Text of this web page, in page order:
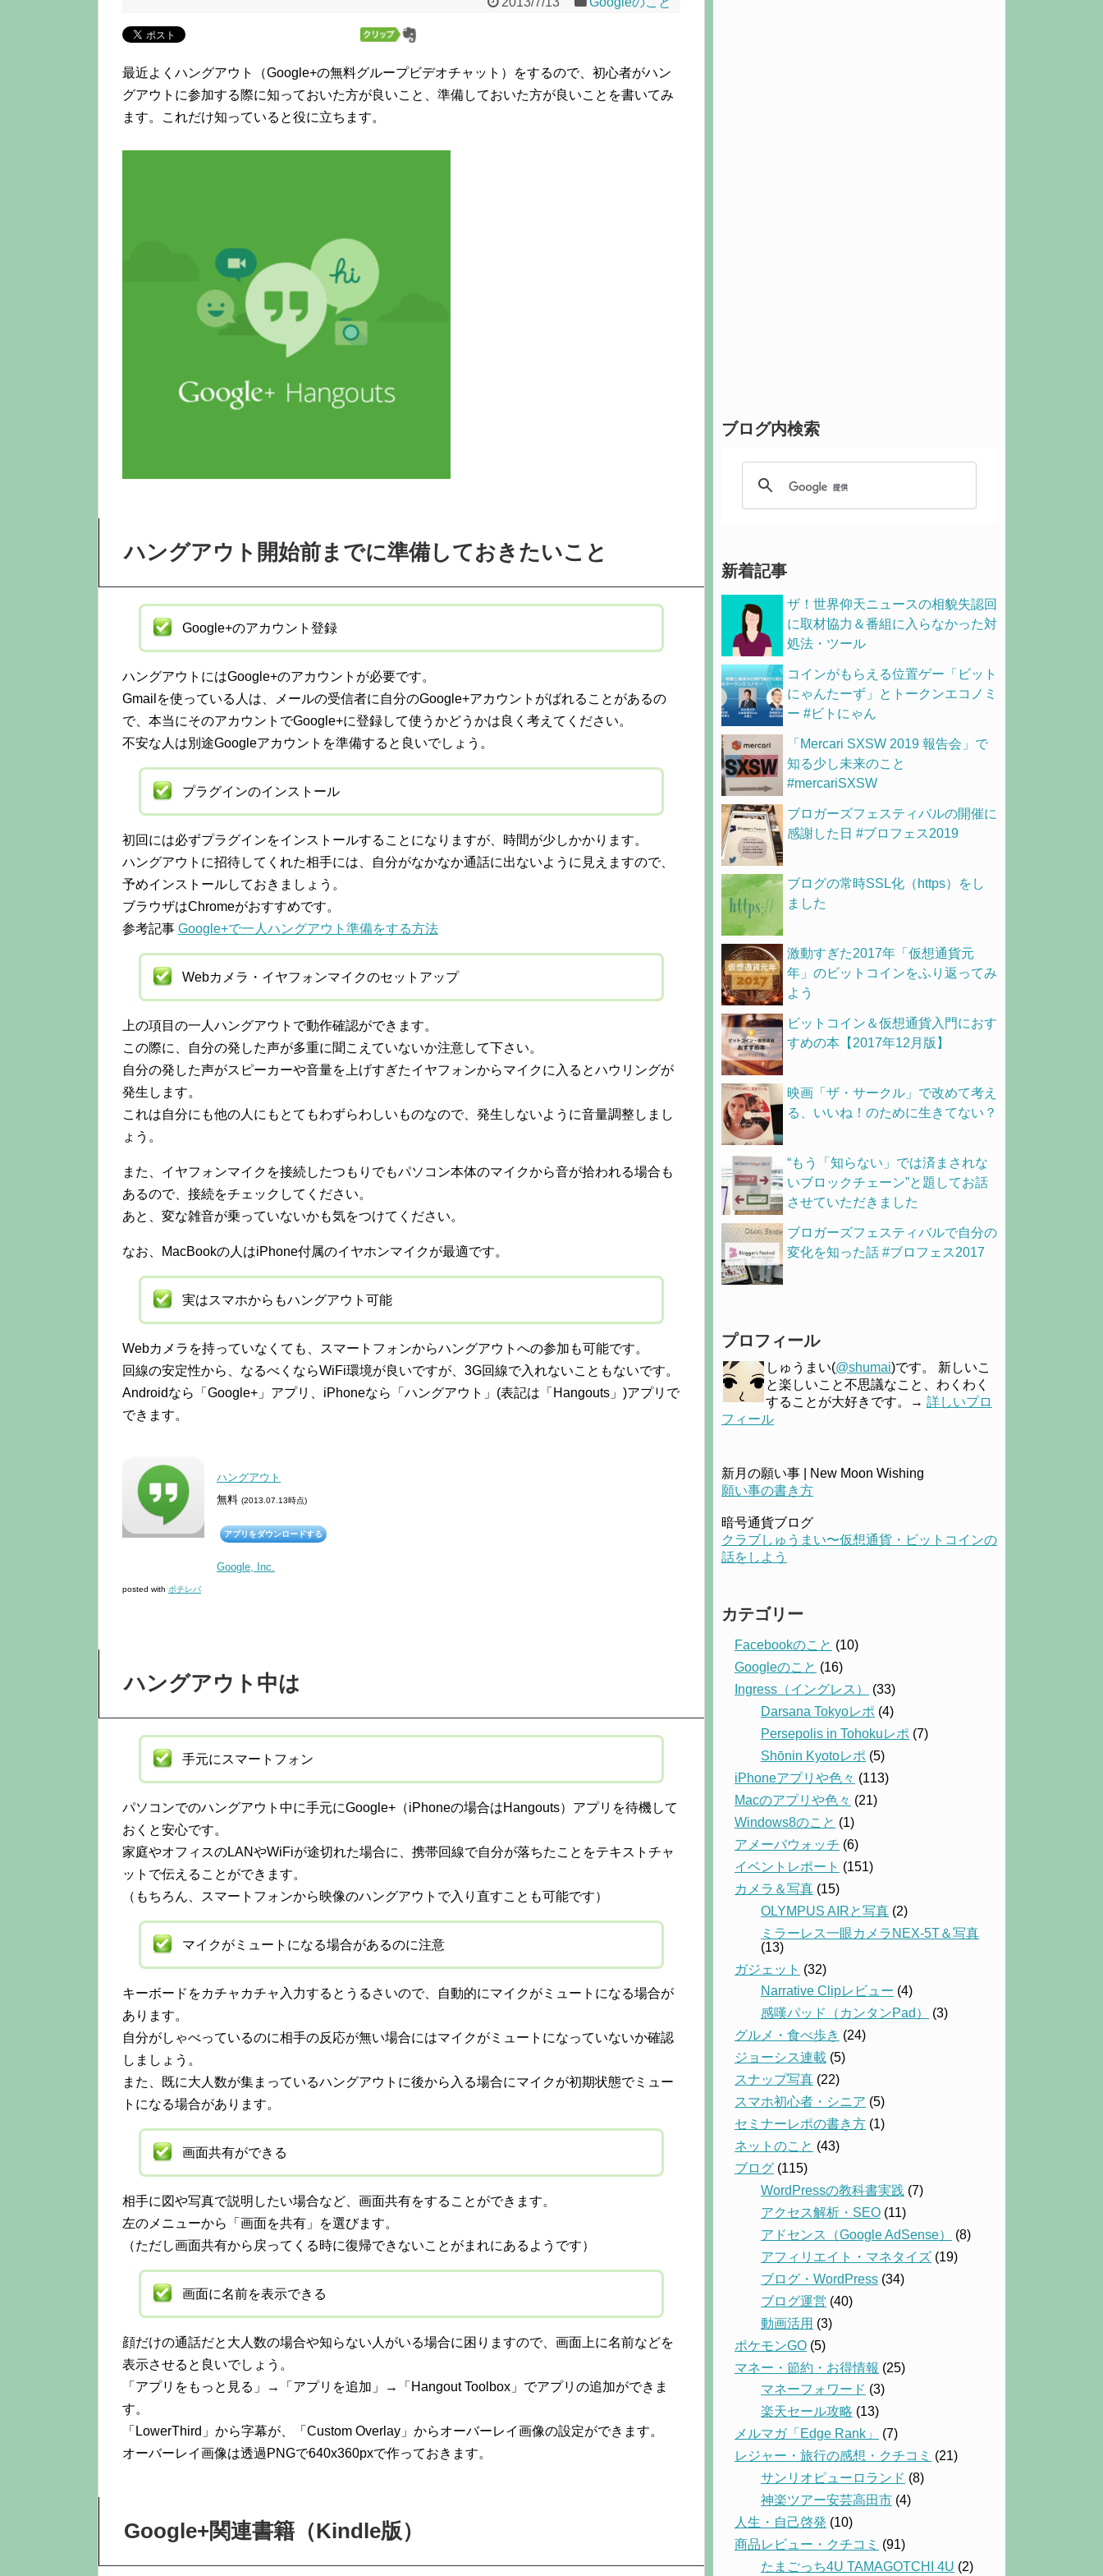
最近よくハングアウト（Google+の無料グループビデオチャット）をするので、初心者がハン
グアウトに参加する際に知っておいた方が良いこと、準備しておいた方が良いことを書いてみ
ます。これだけ知っていると役に立ちます。
ハングアウト開始前までに準備しておきたいこと
Google+のアカウント登録
ハングアウトにはGoogle+のアカウントが必要です。
Gmailを使っている人は、メールの受信者に自分のGoogle+アカウントがばれることがあるの
で、本当にそのアカウントでGoogle+に登録して使うかどうかは良く考えてください。
不安な人は別途Googleアカウントを準備すると良いでしょう。
プラグインのインストール
初回には必ずプラグインをインストールすることになりますが、時間が少しかかります。
ハングアウトに招待してくれた相手には、自分がなかなか通話に出ないように見えますので、
予めインストールしておきましょう。
ブラウザはChromeがおすすめです。
参考記事 Google+で一人ハングアウト準備をする方法
Webカメラ・イヤフォンマイクのセットアップ
上の項目の一人ハングアウトで動作確認ができます。
この際に、自分の発した声が多重に聞こえていないか注意して下さい。
自分の発した声がスピーカーや音量を上げすぎたイヤフォンからマイクに入るとハウリングが
発生します。
これは自分にも他の人にもとてもわずらわしいものなので、発生しないように音量調整しまし
ょう。
また、イヤフォンマイクを接続したつもりでもパソコン本体のマイクから音が拾われる場合も
あるので、接続をチェックしてください。
あと、変な雑音が乗っていないかも気をつけてください。
なお、MacBookの人はiPhone付属のイヤホンマイクが最適です。
実はスマホからもハングアウト可能
Webカメラを持っていなくても、スマートフォンからハングアウトへの参加も可能です。
回線の安定性から、なるべくならWiFi環境が良いですが、3G回線で入れないこともないです。
Androidなら「Google+」アプリ、iPhoneなら「ハングアウト」(表記は「Hangouts」)アプリで
できます。
ハングアウト
無料 (2013.07.13時点)
アプリをダウンロードする
Google, Inc.
posted with ポチレバ
ハングアウト中は
手元にスマートフォン
パソコンでのハングアウト中に手元にGoogle+（iPhoneの場合はHangouts）アプリを待機して
おくと安心です。
家庭やオフィスのLANやWiFiが途切れた場合に、携帯回線で自分が落ちたことをテキストチャ
ットで伝えることができます。
（もちろん、スマートフォンから映像のハングアウトで入り直すことも可能です）
マイクがミュートになる場合があるのに注意
キーボードをカチャカチャ入力するとうるさいので、自動的にマイクがミュートになる場合が
あります。
自分がしゃべっているのに相手の反応が無い場合にはマイクがミュートになっていないか確認
しましょう。
また、既に大人数が集まっているハングアウトに後から入る場合にマイクが初期状態でミュー
トになる場合があります。
画面共有ができる
相手に図や写真で説明したい場合など、画面共有をすることができます。
左のメニューから「画面を共有」を選びます。
（ただし画面共有から戻ってくる時に復帰できないことがまれにあるようです）
画面に名前を表示できる
顔だけの通話だと大人数の場合や知らない人がいる場合に困りますので、画面上に名前などを
表示させると良いでしょう。
「アプリをもっと見る」→「アプリを追加」→「Hangout Toolbox」でアプリの追加ができま
す。
「LowerThird」から字幕が、「Custom Overlay」からオーバーレイ画像の設定ができます。
オーバーレイ画像は透過PNGで640x360pxで作っておきます。
Google+関連書籍（Kindle版）
ブログ内検索
新着記事
ザ！世界仰天ニュースの相貌失認回
に取材協力＆番組に入らなかった対
処法・ツール
コインがもらえる位置ゲー「ビット
にゃんたーず」とトークンエコノミ
ー #ビトにゃん
「Mercari SXSW 2019 報告会」で
知る少し未来のこと
#mercariSXSW
ブロガーズフェスティバルの開催に
感謝した日 #ブロフェス2019
ブログの常時SSL化（https）をし
ました
激動すぎた2017年「仮想通貨元
年」のビットコインをふり返ってみ
よう
ビットコイン＆仮想通貨入門におす
すめの本【2017年12月版】
映画「ザ・サークル」で改めて考え
る、いいね！のために生きてない？
“もう「知らない」では済まされな
いブロックチェーン”と題してお話
させていただきました
ブロガーズフェスティバルで自分の
変化を知った話 #ブロフェス2017
プロフィール
しゅうまい(@shumai)です。 新しいこ
と楽しいこと不思議なこと、わくわく
することが大好きです。→ 詳しいプロ
フィール
新月の願い事 | New Moon Wishing
願い事の書き方
暗号通貨ブログ
クラブしゅうまい〜仮想通貨・ビットコインの
話をしよう
カテゴリー
Facebookのこと (10)
Googleのこと (16)
Ingress（イングレス）
(33)
Darsana Tokyoレポ (4)
Persepolis in Tohokuレポ (7)
Shōnin Kyotoレポ (5)
iPhoneアプリや色々 (113)
Macのアプリや色々 (21)
Windows8のこと (1)
アメーバウォッチ (6)
イベントレポート (151)
カメラ＆写真 (15)
OLYMPUS AIRと写真 (2)
ミラーレス一眼カメラNEX-5T＆写真
(13)
ガジェット (32)
Narrative Clipレビュー (4)
感嘆パッド（カンタンPad）
(3)
グルメ・食べ歩き (24)
ジョーシス連載 (5)
スナップ写真 (22)
スマホ初心者・シニア (5)
セミナーレポの書き方 (1)
ネットのこと (43)
ブログ (115)
WordPressの教科書実践 (7)
アクセス解析・SEO (11)
アドセンス（Google AdSense）
(8)
アフィリエイト・マネタイズ (19)
ブログ・WordPress (34)
ブログ運営 (40)
動画活用 (3)
ポケモンGO (5)
マネー・節約・お得情報 (25)
マネーフォワード (3)
楽天セール攻略 (13)
メルマガ「Edge Rank」
(7)
レジャー・旅行の感想・クチコミ (21)
サンリオピューロランド (8)
神楽ツアー安芸高田市 (4)
人生・自己啓発 (10)
商品レビュー・クチコミ (91)
たまごっち4U TAMAGOTCHI 4U (2)